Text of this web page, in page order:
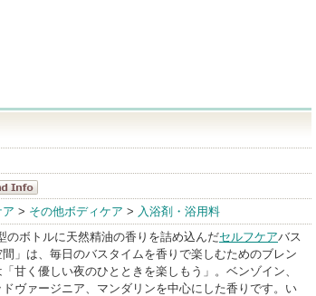
チャ
> その他ボディケア > 入浴剤・浴用料
のボトルに天然精油の香りを詰め込んだセルフケアバス
」は、毎日のバスタイムを香りで楽しむためのブレン
甘く優しい夜のひとときを楽しもう」。ベンゾイン、
ヴァージニア、マンダリンを中心にした香りです。い